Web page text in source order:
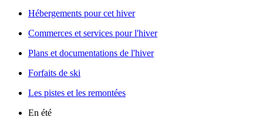
Hébergements pour cet hiver
Commerces et services pour l'hiver
Plans et documentations de l'hiver
Forfaits de ski
Les pistes et les remontées
En été